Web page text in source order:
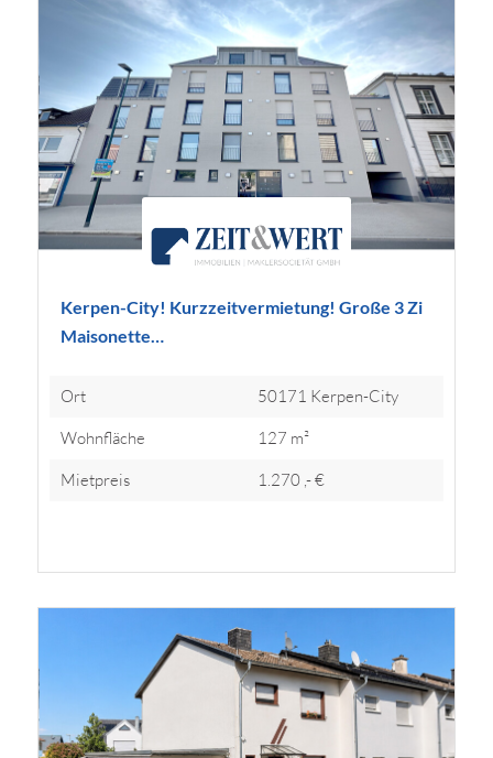
Kerpen-City! Kurzzeitvermietung! Große 3 Zi
Maisonette…
Ort
50171 Kerpen-City
Wohnfläche
127 m²
Mietpreis
1.270 ,- €